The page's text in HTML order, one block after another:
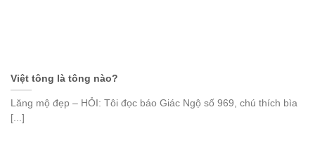
Việt tông là tông nào?
Lăng mộ đẹp – HỎI: Tôi đọc báo Giác Ngộ số 969, chú thích bìa
[...]